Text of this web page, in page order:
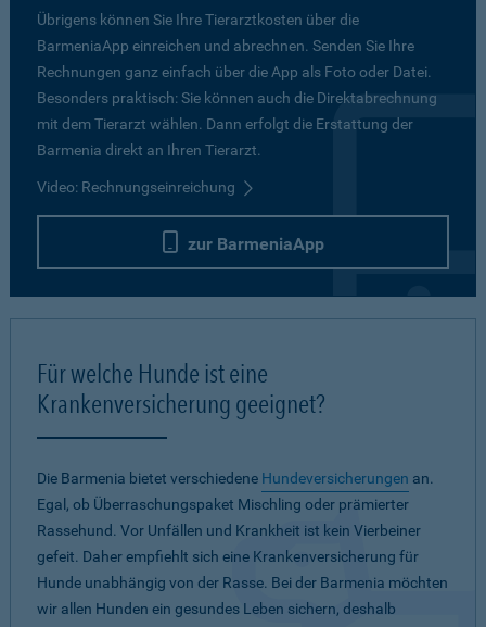
Übrigens können Sie Ihre Tierarztkosten über die
BarmeniaApp einreichen und abrechnen. Senden Sie Ihre
Rechnungen ganz einfach über die App als Foto oder Datei.
Besonders praktisch: Sie können auch die Direktabrechnung
mit dem Tierarzt wählen. Dann erfolgt die Erstattung der
Barmenia direkt an Ihren Tierarzt.
Video: Rechnungseinreichung
zur BarmeniaApp
Für welche Hunde ist eine
Krankenversicherung geeignet?
Die Barmenia bietet verschiedene Hundeversicherungen an.
Egal, ob Überraschungspaket Mischling oder prämierter
Rassehund. Vor Unfällen und Krankheit ist kein Vierbeiner
gefeit. Daher empfiehlt sich eine Krankenversicherung für
Hunde unabhängig von der Rasse. Bei der Barmenia möchten
wir allen Hunden ein gesundes Leben sichern, deshalb